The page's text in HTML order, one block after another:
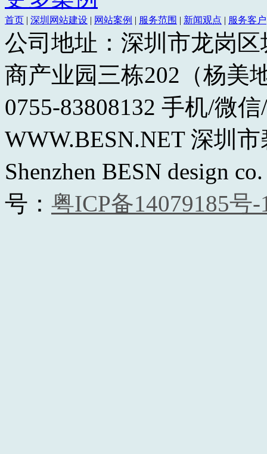
首页 | 深圳网站建设 | 网站案例 | 服务范围 | 新闻观点 | 服务客户
公司地址：深圳市龙岗
商产业园三栋202（杨美
0755-83808132 手机/微
WWW.BESN.NET 深圳
Shenzhen BESN design
号： 粤ICP备14079185号-